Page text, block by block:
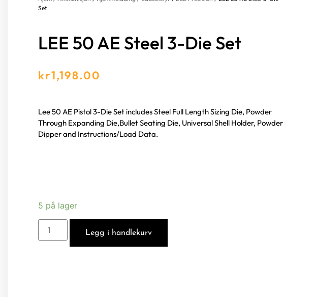
Set
LEE 50 AE Steel 3-Die Set
kr1,198.00
Lee 50 AE Pistol 3-Die Set includes Steel Full Length Sizing Die, Powder
Through Expanding Die,Bullet Seating Die, Universal Shell Holder, Powder
Dipper and Instructions/Load Data.
5 på lager
Legg i handlekurv